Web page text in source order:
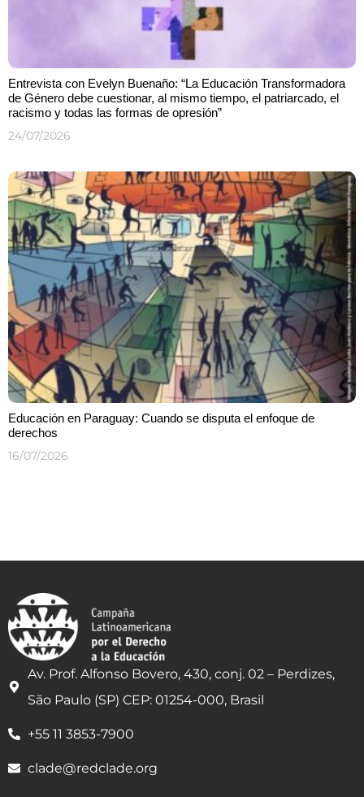
Entrevista con Evelyn Buenaño: “La Educación Transformadora
de Género debe cuestionar, al mismo tiempo, el patriarcado, el
racismo y todas las formas de opresión”
24/07/2026
Educación en Paraguay: Cuando se disputa el enfoque de
derechos
16/07/2026
Av. Prof. Alfonso Bovero, 430, conj. 02 – Perdizes,
São Paulo (SP) CEP: 01254-000, Brasil
+55 11 3853-7900
clade@redclade.org